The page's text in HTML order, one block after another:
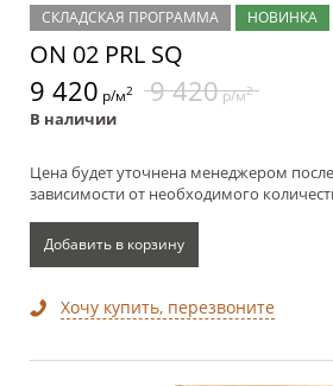
СКЛАДСКАЯ ПРОГРАММА НОВИНКА
ON 02 PRL SQ
9 420 р/м2 9 420р/м2
В наличии
Цена будет уточнена менеджером
зависимости от необходимого
Добавить в корзину
Хочу купить, перезвоните